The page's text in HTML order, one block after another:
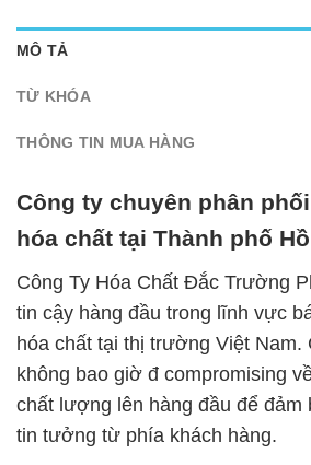
MÔ TẢ
TỪ KHÓA
THÔNG TIN MUA HÀNG
Công ty chuyên phân
hóa chất tại Thành phố
Công Ty Hóa Chất Đắc Trường
tin cậy hàng đầu trong lĩnh vực
hóa chất tại thị trường Việt Nam.
không bao giờ đ compromising
chất lượng lên hàng đầu để đảm
tin tưởng từ phía khách hàng.